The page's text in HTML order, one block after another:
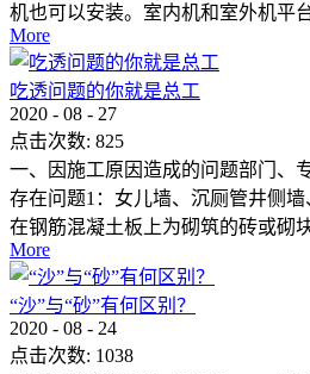
机也可以安装。室内机和室外机平
More
吃透问题的你就是总工
2020 - 08 - 27
点击次数: 825
一、因施工原因造成的问题部门、
存在问题1：女儿墙、沉厕管井侧
在钢筋混凝土板上为砌筑的砖或砌
More
“沙”与“砂”有何区别？
2020 - 08 - 24
点击次数: 1038